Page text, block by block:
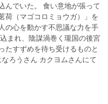
い意地が張って
荷（マゴコロミョウガ）」を
の心を動かす不思議な力を手
たすずめを待ち受けるものと